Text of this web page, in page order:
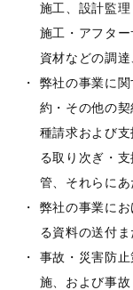
施工、設計監
施工・アフタ
資材などの調
弊社の事業に
約・その他の
種請求および
る取り次ぎ・
管、それらにあ
弊社の事業に
る資料の送付ま
事故・災害防
施、および事故